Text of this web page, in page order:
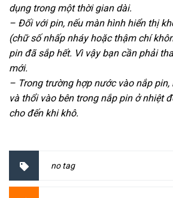
dụng trong một thời gian dài.
– Đối với pin, nếu màn hình hiển thị
(chữ số nhấp nháy hoặc thậm chí
pin đã sắp hết. Vì vậy bạn cần phải
mới.
– Trong trường hợp nước vào nắp
và thổi vào bên trong nắp pin ở nhiệt
cho đến khi khô.
no tag